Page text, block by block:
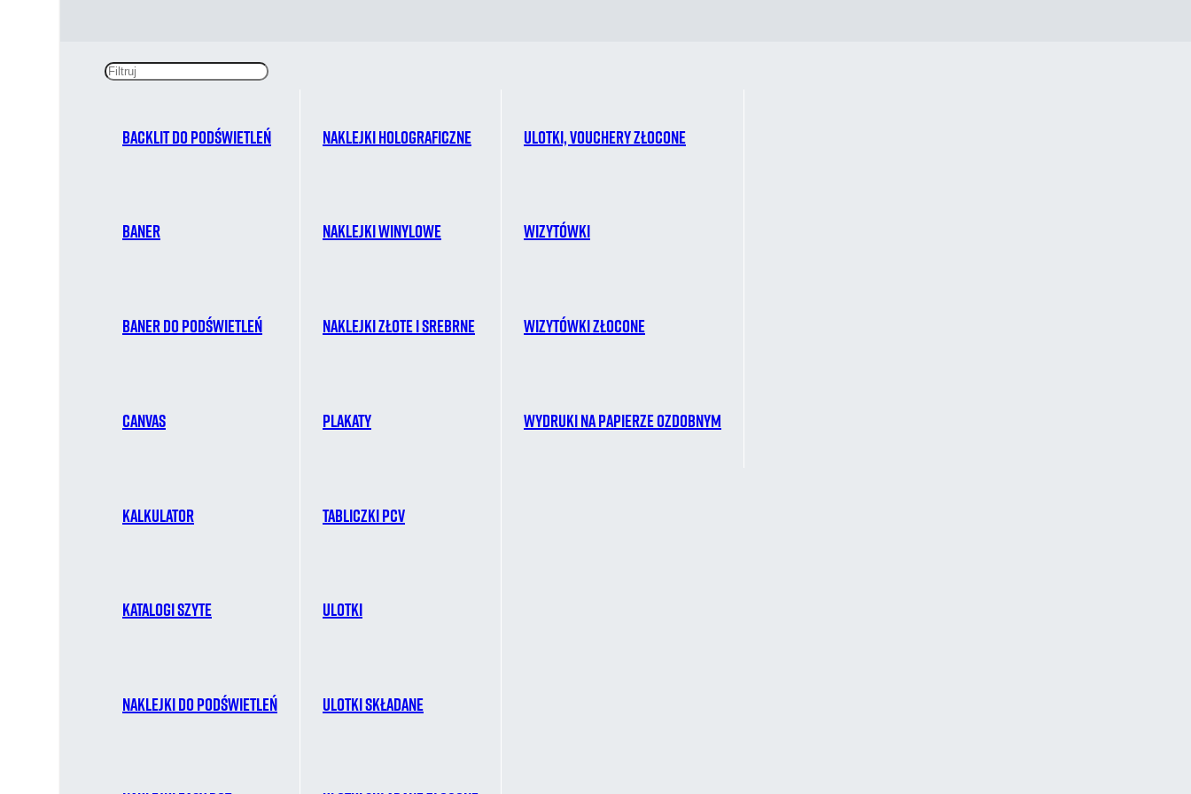
Backlit do podświetleń
Baner
Baner do podświetleń
Canvas
Kalkulator
Katalogi szyte
Naklejki do podświetleń
Naklejki holograficzne
Naklejki winylowe
Naklejki złote i srebrne
Plakaty
Tabliczki PCV
Ulotki
Ulotki składane
Ulotki, vouchery złocone
Wizytówki
Wizytówki złocone
Wydruki na papierze ozdobnym